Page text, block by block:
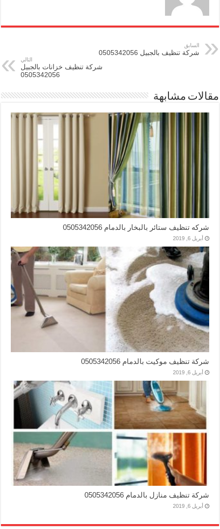
السابق
شركة تنظيف بالجبيل 0505342056
التالي
شركة تنظيف خزانات بالجبيل
0505342056
مقالات مشابهة
شركه تنظيف ستائر بالبخار بالدمام 0505342056
أبريل 6, 2019
شركة تنظيف موكيت بالدمام 0505342056
أبريل 6, 2019
شركة تنظيف منازل بالدمام 0505342056
أبريل 6, 2019